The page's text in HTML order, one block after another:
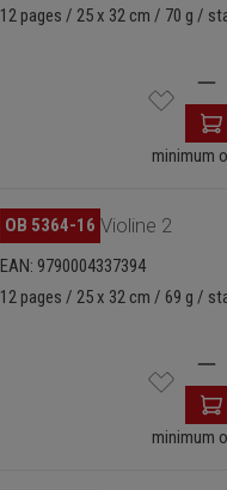
12 pages / 25 x 32 cm / 70 g /
minimum
OB 5364-16 Violine 2
EAN: 9790004337394
12 pages / 25 x 32 cm / 69 g /
minimum